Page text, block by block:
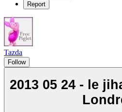
Report
Tazda
Follow
2013 05 24 - le